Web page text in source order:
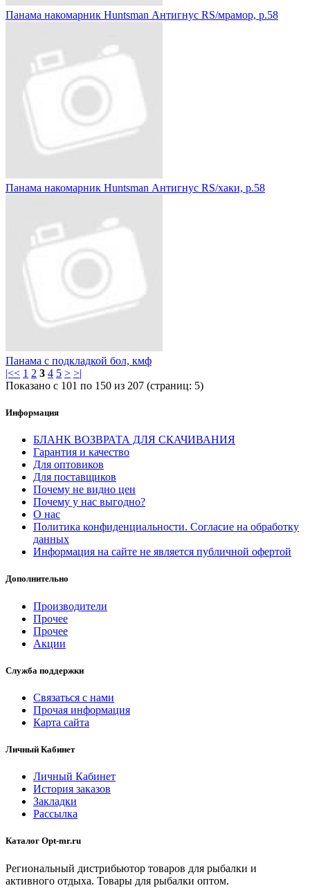
Панама накомарник Huntsman Антигнус RS/мрамор, р.58
Панама накомарник Huntsman Антигнус RS/хаки, р.58
Панама с подкладкой бол, кмф
|<< 1 2 3 4 5 > >|
Показано с 101 по 150 из 207 (страниц: 5)
Информация
БЛАНК ВОЗВРАТА ДЛЯ СКАЧИВАНИЯ
Гарантия и качество
Для оптовиков
Для поставщиков
Почему не видно цен
Почему у нас выгодно?
О нас
Политика конфиденциальности. Согласие на обработку
данных
Информация на сайте не является публичной офертой
Дополнительно
Производители
Прочее
Прочее
Акции
Служба поддержки
Связаться с нами
Прочая информация
Карта сайта
Личный Кабинет
Личный Кабинет
История заказов
Закладки
Рассылка
Каталог Opt-mr.ru
Региональный дистрибьютор товаров для рыбалки и
активного отдыха. Товары для рыбалки оптом.